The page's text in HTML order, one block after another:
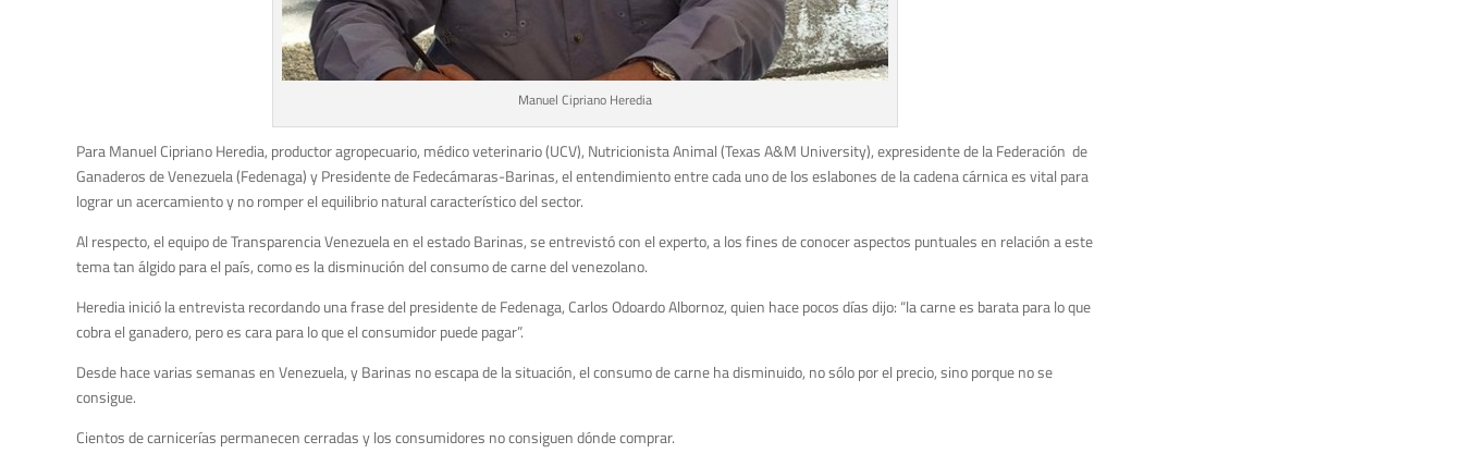
Manuel Cipriano Heredia
Para Manuel Cipriano Heredia, productor agropecuario, médico veterinario (UCV), Nutricionista Animal (Texas A&M University), expresidente de la Federación de
Ganaderos de Venezuela (Fedenaga) y Presidente de Fedecámaras-Barinas, el entendimiento entre cada uno de los eslabones de la cadena cárnica es vital para
lograr un acercamiento y no romper el equilibrio natural característico del sector.
Al respecto, el equipo de Transparencia Venezuela en el estado Barinas, se entrevistó con el experto, a los fines de conocer aspectos puntuales en relación a este
tema tan álgido para el país, como es la disminución del consumo de carne del venezolano.
Heredia inició la entrevista recordando una frase del presidente de Fedenaga, Carlos Odoardo Albornoz, quien hace pocos días dijo: “la carne es barata para lo que
cobra el ganadero, pero es cara para lo que el consumidor puede pagar”.
Desde hace varias semanas en Venezuela, y Barinas no escapa de la situación, el consumo de carne ha disminuido, no sólo por el precio, sino porque no se
consigue.
Cientos de carnicerías permanecen cerradas y los consumidores no consiguen dónde comprar.